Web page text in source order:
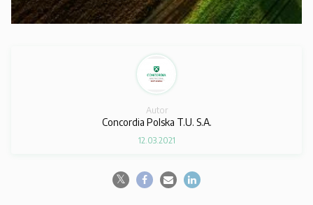
Autor
Concordia Polska T.U. S.A.
12.03.2021